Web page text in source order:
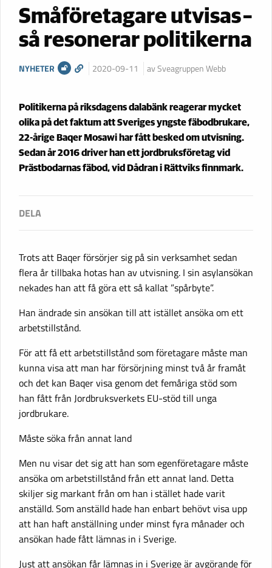
Småföretagare utvisas –
så resonerar politikerna
NYHETER 2020-09-11 av Sveagruppen Webb
Politikerna på riksdagens dalabänk reagerar mycket
olika på det faktum att Sveriges yngste fäbodbrukare,
22-årige Baqer Mosawi har fått besked om utvisning.
Sedan år 2016 driver han ett jordbruksföretag vid
Prästbodarnas fäbod, vid Dådran i Rättviks finnmark.
Trots att Baqer försörjer sig på sin verksamhet sedan
flera år tillbaka hotas han av utvisning. I sin asylansökan
nekades han att få göra ett så kallat ”spårbyte”.
Han ändrade sin ansökan till att istället ansöka om ett
arbetstillstånd.
För att få ett arbetstillstånd som företagare måste man
kunna visa att man har försörjning minst två år framåt
och det kan Baqer visa genom det femåriga stöd som
han fått från Jordbruksverkets EU-stöd till unga
jordbrukare.
Måste söka från annat land
Men nu visar det sig att han som egenföretagare måste
ansöka om arbetstillstånd från ett annat land. Detta
skiljer sig markant från om han i stället hade varit
anställd. Som anställd hade han enbart behövt visa upp
att han haft anställning under minst fyra månader och
ansökan hade fått lämnas in i Sverige.
Just att ansökan får lämnas in i Sverige är avgörande för